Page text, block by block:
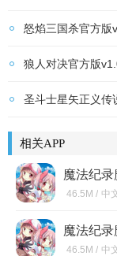
怒焰三国杀官方版
狼人对决官方版
圣斗士星矢正义传
相关APP
魔法纪
46.5M / 中
魔法纪
46.5M / 中